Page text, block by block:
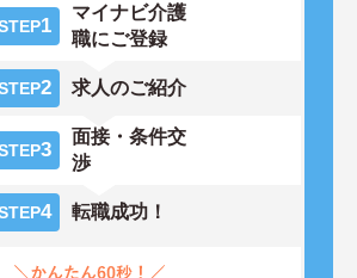
1
マイナビ介護
職にご登録
2 求人のご紹介
3
面接・条件交
渉
4 転職成功！